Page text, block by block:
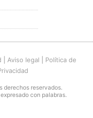
Aviso legal
Política de
derechos reservados.
con palabras.